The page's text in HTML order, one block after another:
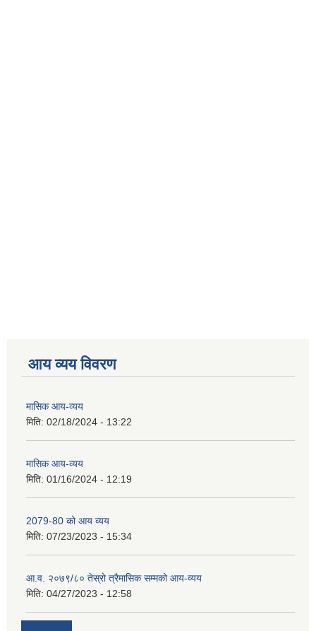
आय व्यय विवरण
मासिक आय-व्यय
मिति: 02/18/2024 - 13:22
मासिक आय-व्यय
मिति: 01/16/2024 - 12:19
2079-80 को आय व्यय
मिति: 07/23/2023 - 15:34
आ.व. २०७९/८० तेस्रो त्रैमासिक सम्मको आय-व्यय
मिति: 04/27/2023 - 12:58